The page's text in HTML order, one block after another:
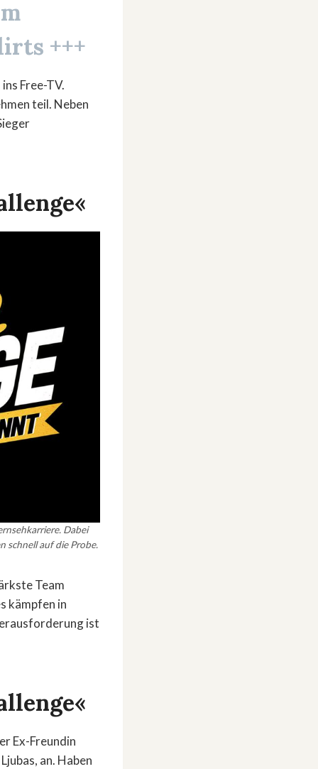
+++
Free-TV.
teil. Neben
Dabei
schnell auf die Probe.
Team
kämpfen in
ist
Ex-Freundin
an. Haben